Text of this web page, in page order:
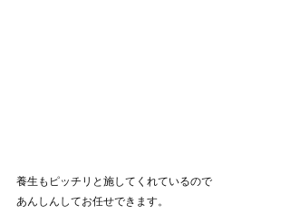
養生もピッチリと施してくれているので
あんしんしてお任せできます。